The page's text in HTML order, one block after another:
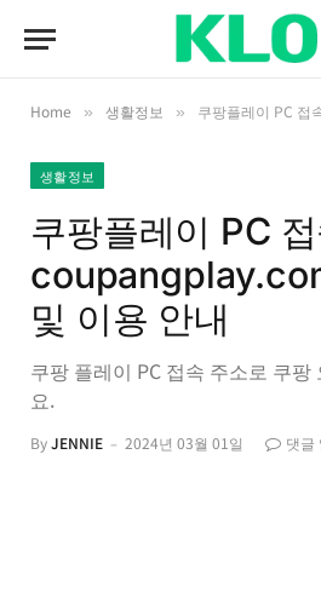
Home » 생활정보 » 쿠팡플레이 PC 접속주소
생활정보
쿠팡플레이 PC
및 이용 안내
쿠팡 플레이 PC 접속 주소로 쿠팡
요.
ByJENNIE 2024년 03월 01일 댓글